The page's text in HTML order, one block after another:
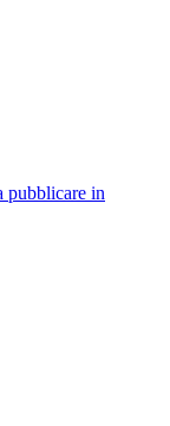
pubblicare in